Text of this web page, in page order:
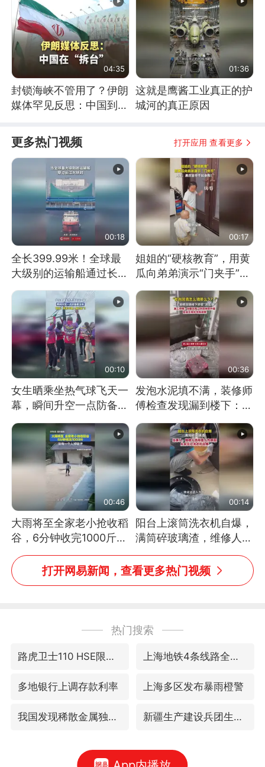
04:35
封锁海峡不管用了？伊朗
媒体罕见反思：中国到底
01:36
这就是鹰酱工业真正的护
城河的真正原因
更多热门视频 打开应用 查看更多
00:18
全长399.99米！全球最
大级别的运输船通过长江
大桥这一幕，太震撼了！
00:17
姐姐的“硬核教育”，用黄
瓜向弟弟演示“门夹手”，
网友：果然言传不如身
教！
00:10
女生晒乘坐热气球飞天一
幕，瞬间升空一点防备都
没有
00:36
发泡水泥填不满，装修师
傅检查发现漏到楼下：出
风口未延伸到外墙
00:46
大雨将至全家老小抢收稻
谷，6分钟收完1000斤，
没有一个人掉链子
00:14
阳台上滚筒洗衣机自爆，
满筒碎玻璃渣，维修人员
称是人为原因，从未见过
洗衣机自爆
打开网易新闻，查看更多热门视频
热门搜索
路虎卫士110 HSE限时降价 上海地铁4条线路全线停运
多地银行上调存款利率 上海多区发布暴雨橙警
我国发现稀散金属独立新矿物——乌斯河锗矿 新疆生产建设兵团生态环境局原局长被查